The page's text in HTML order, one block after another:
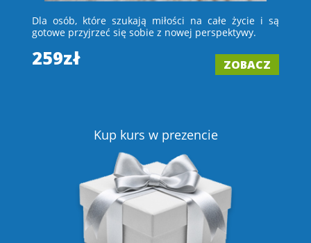
Dla osób, które szukają miłości na całe życie i są
gotowe przyjrzeć się sobie z nowej perspektywy.
259zł ZOBACZ
Kup kurs w prezencie